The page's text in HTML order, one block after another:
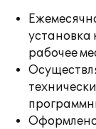
установка
рабочее